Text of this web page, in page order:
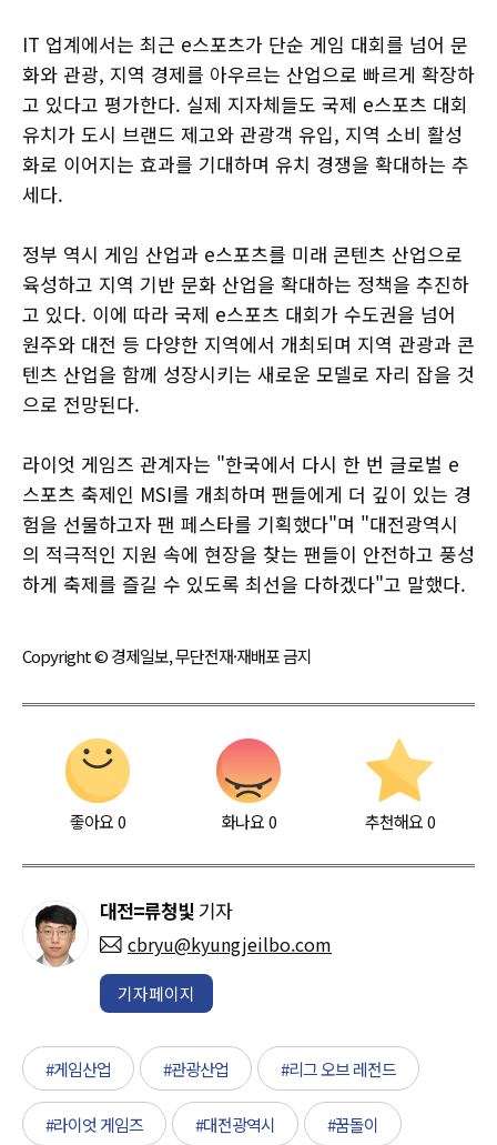
IT 업계에서는 최근 e스포츠가 단순 게임 대회를 넘어 문
화와 관광, 지역 경제를 아우르는 산업으로 빠르게 확장하
고 있다고 평가한다. 실제 지자체들도 국제 e스포츠 대회
유치가 도시 브랜드 제고와 관광객 유입, 지역 소비 활성
화로 이어지는 효과를 기대하며 유치 경쟁을 확대하는 추
세다.
정부 역시 게임 산업과 e스포츠를 미래 콘텐츠 산업으로
육성하고 지역 기반 문화 산업을 확대하는 정책을 추진하
고 있다. 이에 따라 국제 e스포츠 대회가 수도권을 넘어
원주와 대전 등 다양한 지역에서 개최되며 지역 관광과 콘
텐츠 산업을 함께 성장시키는 새로운 모델로 자리 잡을 것
으로 전망된다.
라이엇 게임즈 관계자는 "한국에서 다시 한 번 글로벌 e
스포츠 축제인 MSI를 개최하며 팬들에게 더 깊이 있는 경
험을 선물하고자 팬 페스타를 기획했다"며 "대전광역시
의 적극적인 지원 속에 현장을 찾는 팬들이 안전하고 풍성
하게 축제를 즐길 수 있도록 최선을 다하겠다"고 말했다.
Copyright © 경제일보, 무단전재·재배포 금지
좋아요0 화나요0 추천해요 0
대전=류청빛 기자
cbryu@kyungjeilbo.com
기자페이지
#게임산업 #관광산업 #리그 오브 레전드
#라이엇 게임즈 #대전광역시 #꿈돌이